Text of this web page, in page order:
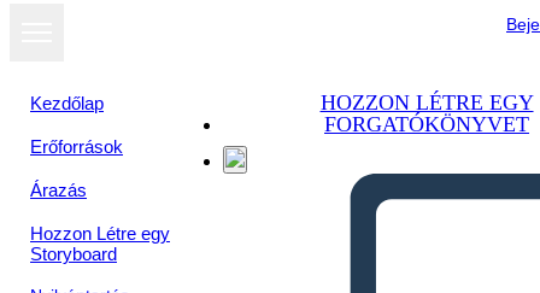
Kezdőlap
Erőforrások
Árazás
Hozzon Létre egy
Storyboard
HOZZON LÉTRE EGY
FORGATÓKÖNYVET